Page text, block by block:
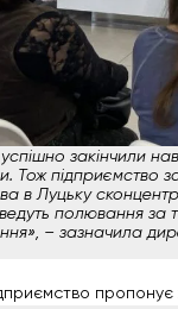
закінчили
Тож підприємство
в Луцьку
ведуть полювання
– зазначила
пропонує